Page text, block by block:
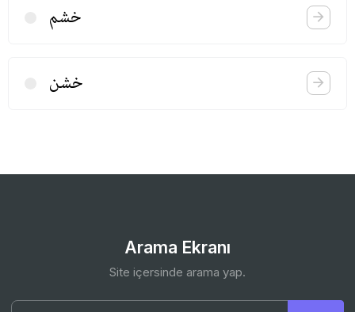
خشم
خشن
Arama Ekranı
Site içersinde arama yap.